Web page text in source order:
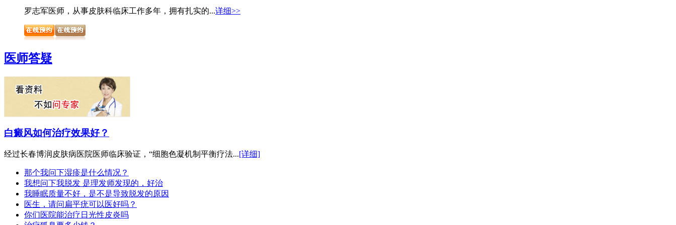
罗志军医师，从事皮肤科临床工作多年，拥有扎实的...详细>>
医师答疑
白癜风如何治疗效果好？
经过长春博润皮肤病医院医师临床验证，“细胞色凝机制平衡疗法...[详细]
那个我问下湿疹是什么情况？
我想问下我脱发 是理发师发现的，好治
我睡眠质量不好，是不是导致脱发的原因
医生，请问扁平疣可以医好吗？
你们医院能治疗日光性皮炎吗